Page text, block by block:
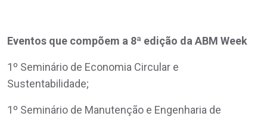
Eventos que compõem a 8ª edição da ABM Week
1º Seminário de Economia Circular e
Sustentabilidade;
1º Seminário de Manutenção e Engenharia de